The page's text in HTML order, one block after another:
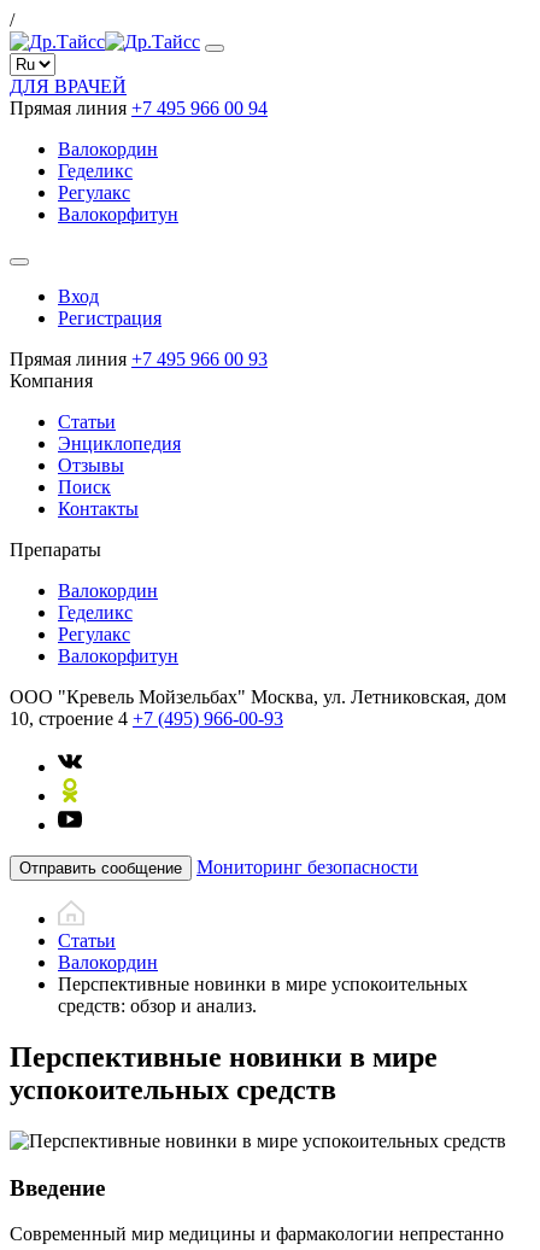
/
ДЛЯ ВРАЧЕЙ
Прямая линия +7 495 966 00 94
Валокордин
Геделикс
Регулакс
Валокорфитун
Вход
Регистрация
Прямая линия +7 495 966 00 93
Компания
Статьи
Энциклопедия
Отзывы
Поиск
Контакты
Препараты
Валокордин
Геделикс
Регулакс
Валокорфитун
ООО "Кревель Мойзельбах" Москва, ул. Летниковская, дом
10, строение 4 +7 (495) 966-00-93
Отправить сообщение Мониторинг безопасности
Статьи
Валокордин
Перспективные новинки в мире успокоительных
средств: обзор и анализ.
Перспективные новинки в мире
успокоительных средств
Введение
Современный мир медицины и фармакологии непрестанно